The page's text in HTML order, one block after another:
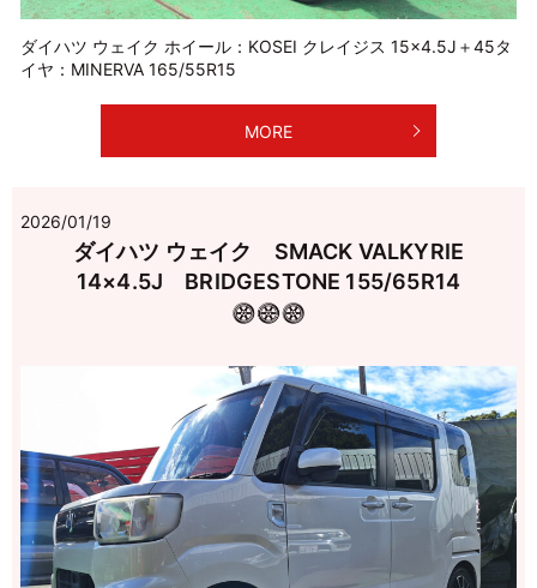
ダイハツ ウェイク ホイール：KOSEI クレイジス 15×4.5J＋45タ
イヤ：MINERVA 165/55R15
MORE
2026/01/19
ダイハツ ウェイク SMACK VALKYRIE
14×4.5J BRIDGESTONE 155/65R14